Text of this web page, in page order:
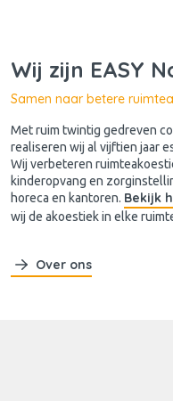
Wij zijn EASY
Samen naar betere
Met ruim twintig gedreven
realiseren wij al vijftien jaar
Wij verbeteren
kinderopvang en
horeca en kantoren. Bekijk
wij de akoestiek in elke
Over ons